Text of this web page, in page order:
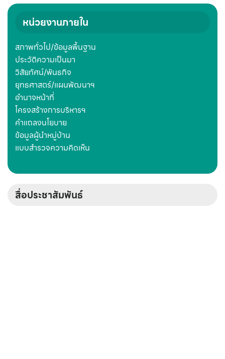
หน่วยงานภายใน
สภาพทั่วไป/ข้อมูลพื้นฐาน
ประวัติความเป็นมา
วิสัยทัศน์/พันธกิจ
ยุทธศาสตร์/แผนพัฒนาฯ
อำนาจหน้าที่
โครงสร้างการบริหารฯ
คำแถลงนโยบาย
ข้อมูลผู้นำหมู่บ้าน
แบบสำรวจความคิดเห็น
สื่อประชาสัมพันธ์